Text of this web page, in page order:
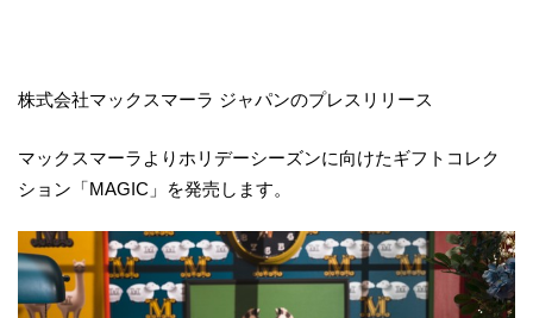
株式会社マックスマーラ ジャパンのプレスリリース
マックスマーラよりホリデーシーズンに向けたギフトコレク
ション「MAGIC」を発売します。